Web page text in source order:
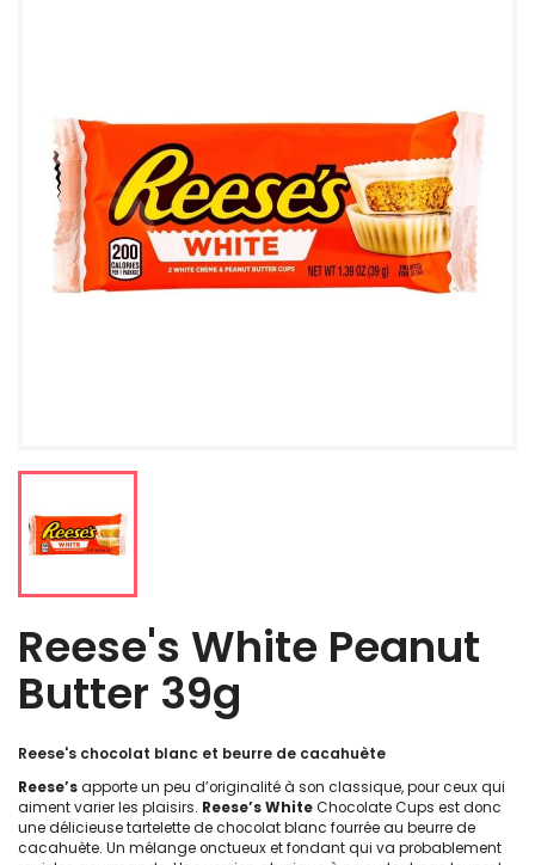
Reese's White Peanut
Butter 39g
Reese's chocolat blanc et beurre de cacahuète
Reese’sapporte un peu d’originalité à son classique, pour ceux qui
aiment varier les plaisirs. Reese’s WhiteChocolate Cups est donc
une délicieuse tartelette de chocolat blanc fourrée au beurre de
cacahuète. Un mélange onctueux et fondant qui va probablement